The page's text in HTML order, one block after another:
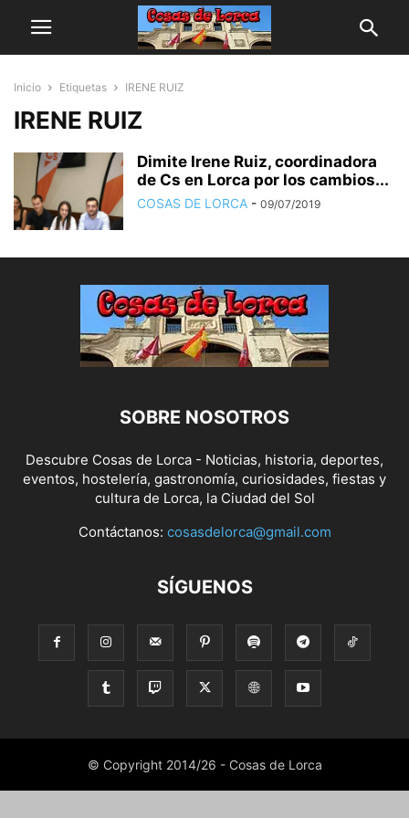
Inicio Etiquetas IRENE RUIZ
IRENE RUIZ
Dimite Irene Ruiz, coordinadora
de Cs en Lorca por los cambios...
COSAS DE LORCA - 09/07/2019
SOBRE NOSOTROS
Descubre Cosas de Lorca - Noticias, historia, deportes,
eventos, hostelería, gastronomía, curiosidades, fiestas y
cultura de Lorca, la Ciudad del Sol
Contáctanos: cosasdelorca@gmail.com
SÍGUENOS
© Copyright 2014/26 - Cosas de Lorca